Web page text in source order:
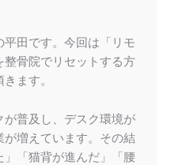
田です。今回は「リモ
骨院でリセットする方
ます。
普及し、デスク環境が
増えています。その結
「猫背が進んだ」「腰